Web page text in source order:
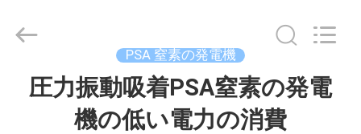
2026
JoShining
Technology
PSA 窒素の発電機
圧力振動吸着PSA窒素の発電
機の低い電力の消費